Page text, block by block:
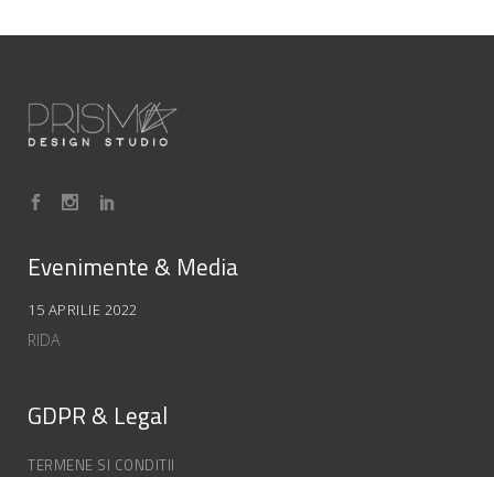
Evenimente & Media
15 APRILIE 2022
RIDA
GDPR & Legal
TERMENE SI CONDITII